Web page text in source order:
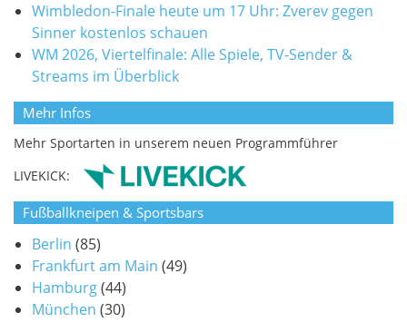
Wimbledon-Finale heute um 17 Uhr: Zverev gegen
Sinner kostenlos schauen
WM 2026, Viertelfinale: Alle Spiele, TV-Sender &
Streams im Überblick
Mehr Infos
Mehr Sportarten in unserem neuen Programmführer
LIVEKICK:
Fußballkneipen & Sportsbars
Berlin (85)
Frankfurt am Main (49)
Hamburg(44)
München (30)